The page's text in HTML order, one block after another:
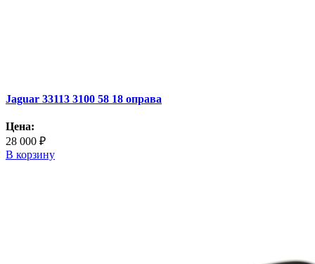
Jaguar 33113 3100 58 18 оправа
Цена:
28 000 ₽
В корзину